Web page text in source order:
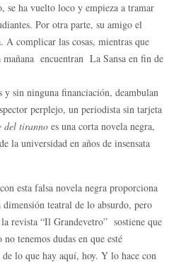
se ha vuelto loco y empieza a tramar
Por otra parte, su amigo el
complicar las cosas, mientras que
mañana encuentran La Sansa en fin de
sin ninguna financiación, deambulan
perplejo, un periodista sin tarjeta
del tiranno es una corta novela negra,
la universidad en años de insensata
esta falsa novela negra proporciona
teatral de lo absurdo, pero
revista “Il Grandevetro” sostiene que
tenemos dudas en que esté
de lo que hay aquí, hoy. Y lo hace con